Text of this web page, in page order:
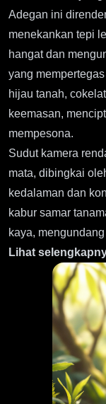
Adegan ini
menekankan tepi
hangat dan
yang
hijau tanah,
keemasan,
mempesona.
Sudut kamera
mata, dibingkai
kedalaman dan
kabur samar
kaya,
Lihat